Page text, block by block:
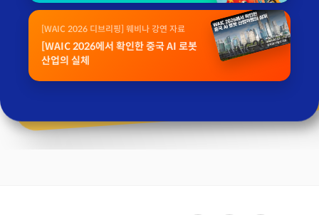
[WAIC 2026 디브리핑] 웨비나 강연 자료
[WAIC 2026에서 확인한 중국 AI 로봇
산업의 실체